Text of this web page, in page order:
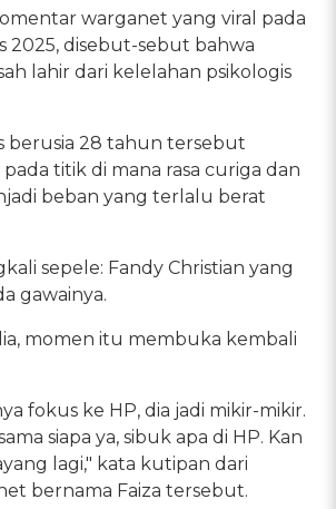
warganet yang viral pada
2025, disebut-sebut bahwa
lahir dari kelelahan psikologis
berusia 28 tahun tersebut
titik di mana rasa curiga dan
beban yang terlalu berat
sepele: Fandy Christian yang
gawainya.
momen itu membuka kembali
fokus ke HP, dia jadi mikir-mikir.
siapa ya, sibuk apa di HP. Kan
lagi," kata kutipan dari
bernama Faiza tersebut.